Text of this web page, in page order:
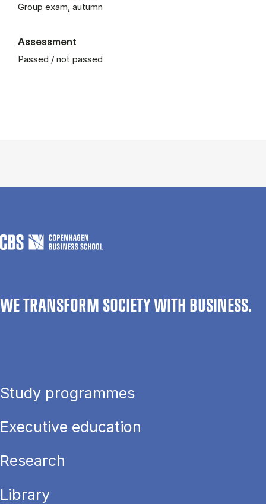
Group exam, autumn
Assessment
Passed / not passed
WE TRANSFORM SOCIETY WITH BUSINESS.
Study programmes
Executive education
Research
Library